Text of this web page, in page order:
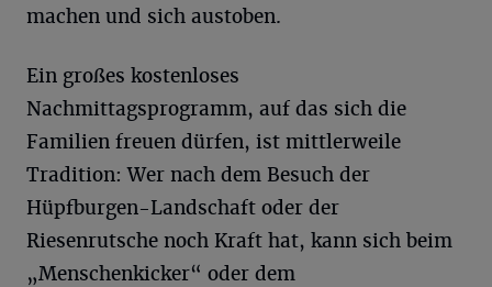
machen und sich austoben.
Ein großes kostenloses
Nachmittagsprogramm, auf das sich die
Familien freuen dürfen, ist mittlerweile
Tradition: Wer nach dem Besuch der
Hüpfburgen-Landschaft oder der
Riesenrutsche noch Kraft hat, kann sich beim
„Menschenkicker“ oder dem